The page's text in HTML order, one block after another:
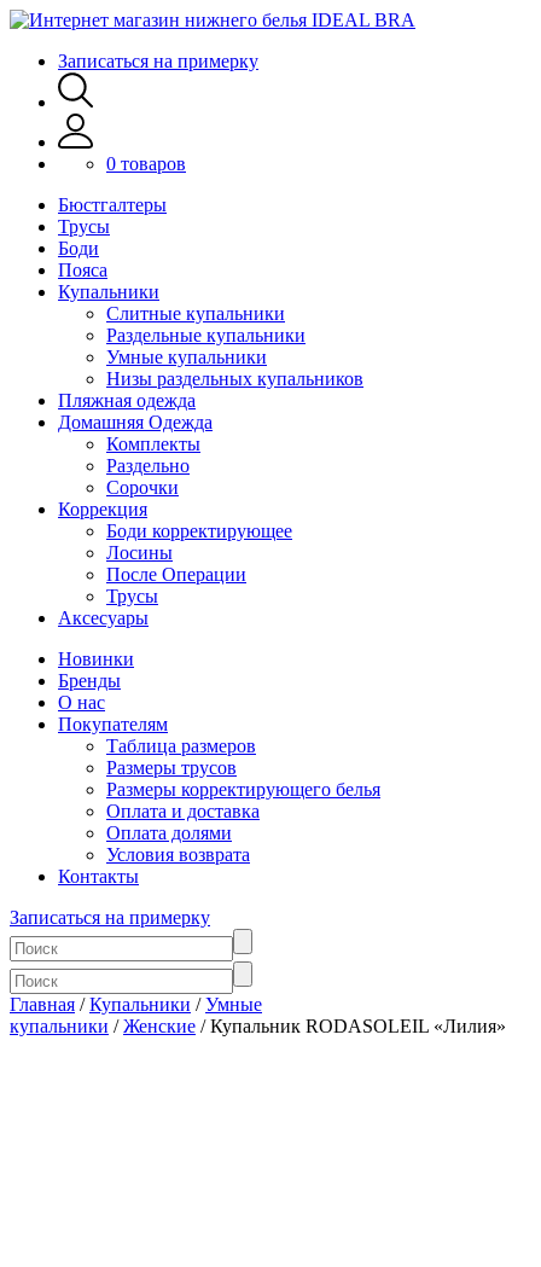
Записаться на примерку
0 товаров
Бюстгалтеры
Трусы
Боди
Пояса
Купальники
Слитные купальники
Раздельные купальники
Умные купальники
Низы раздельных купальников
Пляжная одежда
Домашняя Одежда
Комплекты
Раздельно
Сорочки
Коррекция
Боди корректирующее
Лосины
После Операции
Трусы
Аксесуары
Новинки
Бренды
О нас
Покупателям
Таблица размеров
Размеры трусов
Размеры корректирующего белья
Оплата и доставка
Оплата долями
Условия возврата
Контакты
Записаться на примерку
Главная /Купальники /Умные
купальники /Женские / Купальник RODASOLEIL «Лилия»